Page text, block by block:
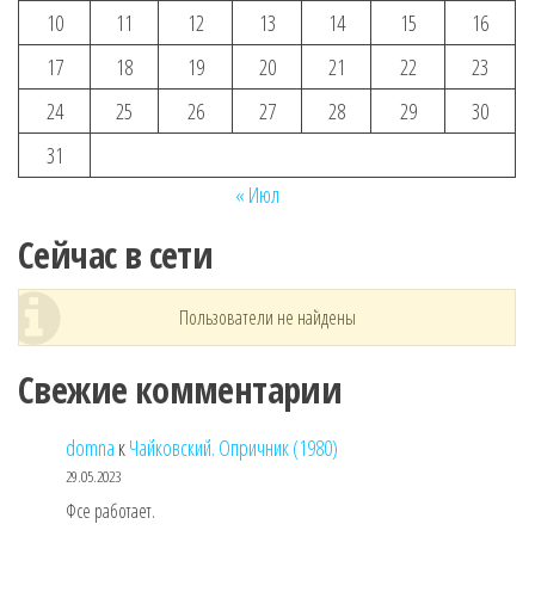
10
11 12 13 14 15
16
17
18 19 20 21 22
23
24
25 26 27 28 29
30
31
« Июл
Сейчас в сети
Пользователи не найдены
Свежие комментарии
domna кЧайковский. Опричник (1980)
29.05.2023
Фсе работает.